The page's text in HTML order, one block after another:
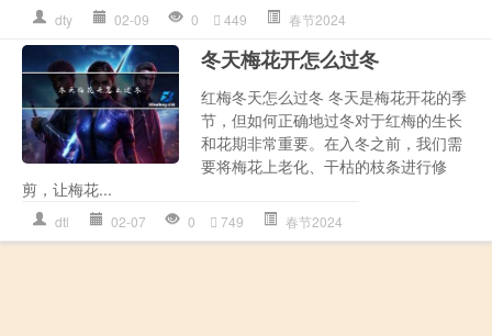
dty 02-09 0 449 春节2024
冬天梅花开怎么过冬
红梅冬天怎么过冬 冬天是梅花开花的季
节，但如何正确地过冬对于红梅的生长
和花期非常重要。在入冬之前，我们需
要将梅花上老化、干枯的枝条进行修
剪，让梅花...
dtl 02-07 0 749 春节2024